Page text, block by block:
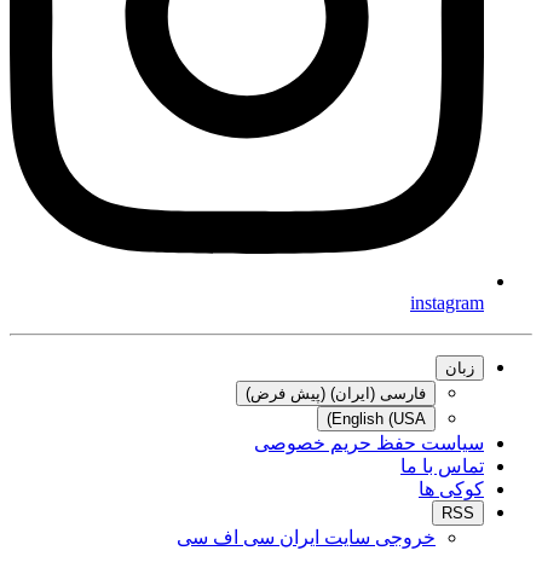
instagram
زبان
فارسی (ایران) (پیش فرض)
English (USA)
سیاست حفظ حریم خصوصی
تماس با ما
کوکی ها
RSS
خروجی سایت ایران سی اف سی